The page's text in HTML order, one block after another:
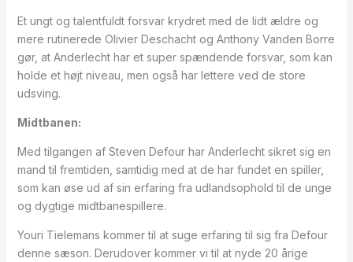
Et ungt og talentfuldt forsvar krydret med de lidt ældre og
mere rutinerede Olivier Deschacht og Anthony Vanden Borre
gør, at Anderlecht har et super spændende forsvar, som kan
holde et højt niveau, men også har lettere ved de store
udsving.
Midtbanen:
Med tilgangen af Steven Defour har Anderlecht sikret sig en
mand til fremtiden, samtidig med at de har fundet en spiller,
som kan øse ud af sin erfaring fra udlandsophold til de unge
og dygtige midtbanespillere.
Youri Tielemans kommer til at suge erfaring til sig fra Defour
denne sæson. Derudover kommer vi til at nyde 20 årige